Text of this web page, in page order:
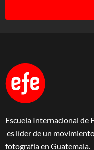
Escuela Internacional de
es líder de un
fotografía en Guatemala.